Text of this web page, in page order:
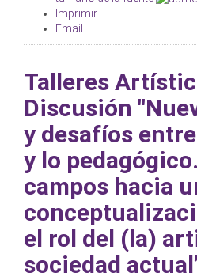
Imprimir
Email
Talleres
Discusión
y desafíos
y lo
campos hacia
el rol del (la)
sociedad